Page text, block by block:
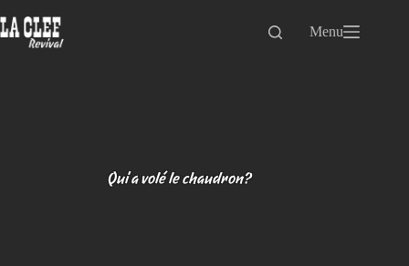
au
contenu
Menu
Qui a volé le chaudron?